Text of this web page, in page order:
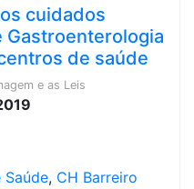
cuidados
Gastroenterologia
de saúde
e as Leis
Saúde, CH Barreiro